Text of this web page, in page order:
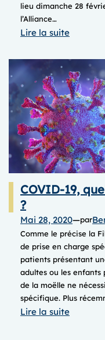
lieu dimanche 28
l’Alliance…
Lire la suite:
des
Rares
2021
COVID-19,
?
Mai 28, 2020—par
Comme le précise la
de prise en charge
patients présentant
adultes ou les enfants
de la moëlle ne
spécifique. Plus
Lire la suite: